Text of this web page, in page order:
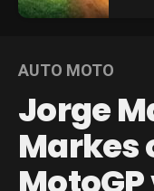
AUTO MOTO
Jorge
Markes